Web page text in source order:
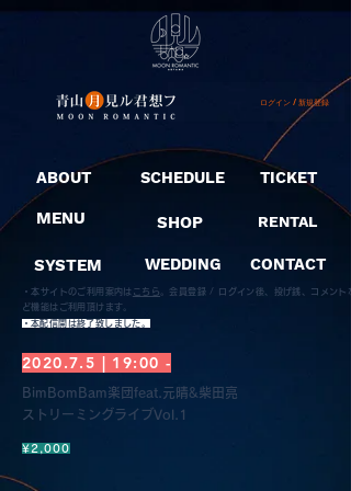
ログイン / 新規登録
ABOUT
MENU
SYSTEM
SCHEDULE
SHOP
WEDDING
TICKET
RENTAL
CONTACT
・本サイトのご利用案内は こちら
会員登録 / ログイン後、投げ銭、コメント
ど機能はご利用頂けます。
​・本配信開は終了致しました。
2020.7.5 | 19:00 -
BimBomBam楽団feat.元晴&柴田亮
ストリーミングライブVol.1
¥2,000